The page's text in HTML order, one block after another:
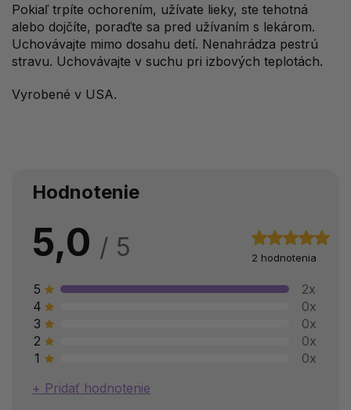
Pokiaľ trpíte ochorením, užívate lieky, ste tehotná
alebo dojčíte, poraďte sa pred užívaním s lekárom.
Uchovávajte mimo dosahu detí. Nenahrádza pestrú
stravu. Uchovávajte v suchu pri izbových teplotách.
Vyrobené v USA.
Hodnotenie
5,0 2 hodnotenia
5
2x
4
0x
3
0x
2
0x
1
0x
Pridať hodnotenie